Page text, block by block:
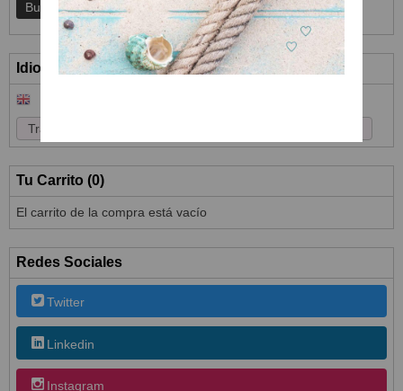
Idioma
Tu Carrito (0)
El carrito de la compra está vacío
Redes Sociales
Twitter
Linkedin
Instagram